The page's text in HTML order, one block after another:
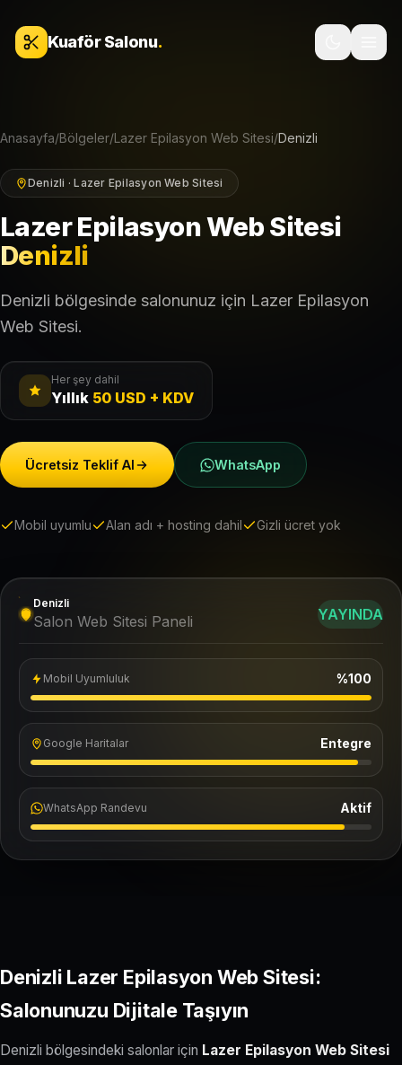
Kuaför Salonu.
Anasayfa/Bölgeler/Lazer Epilasyon Web Sitesi/Denizli
Denizli · Lazer Epilasyon Web Sitesi
Lazer Epilasyon Web Sitesi
Denizli
Denizli bölgesinde salonunuz için Lazer Epilasyon
Web Sitesi.
Her şey dahil
Yıllık 50 USD + KDV
Ücretsiz Teklif Al WhatsApp
Mobil uyumlu Alan adı + hosting dahil Gizli ücret yok
Denizli
Salon Web Sitesi Paneli YAYINDA
Mobil Uyumluluk %100
Google Haritalar Entegre
WhatsApp Randevu Aktif
Denizli Lazer Epilasyon Web Sitesi:
Salonunuzu Dijitale Taşıyın
Denizli bölgesindeki salonlar için Lazer Epilasyon Web Sitesi